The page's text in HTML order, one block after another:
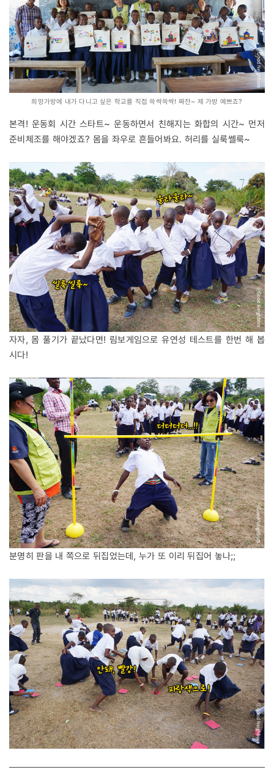
희망가방에 내가 다니고 싶은 학교를 직접 쓱싹쓱싹! 짜잔~ 제 가방 예쁘죠?
본격! 운동회 시간 스타트~ 운동하면서 친해지는 화합의 시간~ 먼저
준비체조를 해야겠죠? 몸을 좌우로 흔들어봐요. 허리를 실룩쎌룩~
자자, 몸 풀기가 끝났다면! 림보게임으로 유연성 테스트를 한번 해 봅
시다!
분명히 판을 내 쪽으로 뒤집었는데, 누가 또 이리 뒤집어 놓나;;